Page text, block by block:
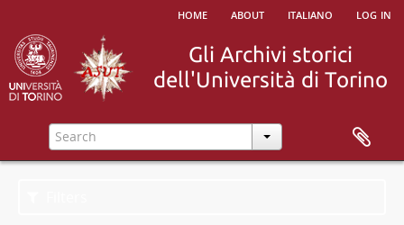
home about italiano log in